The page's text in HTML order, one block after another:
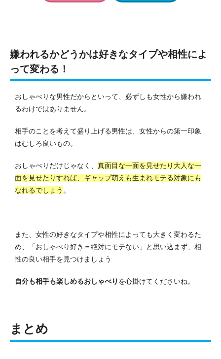
嫌われるかどうかは好きなタイプや相性によ
って変わる！
おしゃべりな男性だからといって、必ずしも女性から嫌われ
るわけではありません。
相手のことを考えて盛り上げる男性は、女性からの第一印象
はむしろ良いもの。
おしゃべりだけじゃなく、 真面目な一面を見せたり大人な一
面を見せたりすれば、ギャップ萌えも生まれモテる対象にも
なれるでしょう 。
また、女性の好きなタイプや相性によっても大きく変わるた
め、「おしゃべり好き＝絶対にモテない」と思い込まず、相
性の良い相手を見つけましょう
自分も相手も楽しめるおしゃべり を心掛けてくださいね。
まとめ